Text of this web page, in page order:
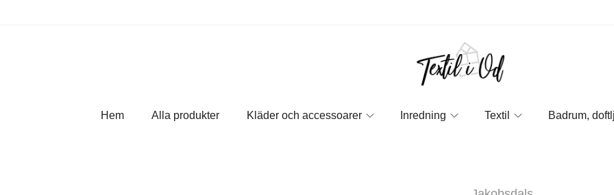
Hem Alla produkter Kläder och accessoarer Inredning Textil Badrum,